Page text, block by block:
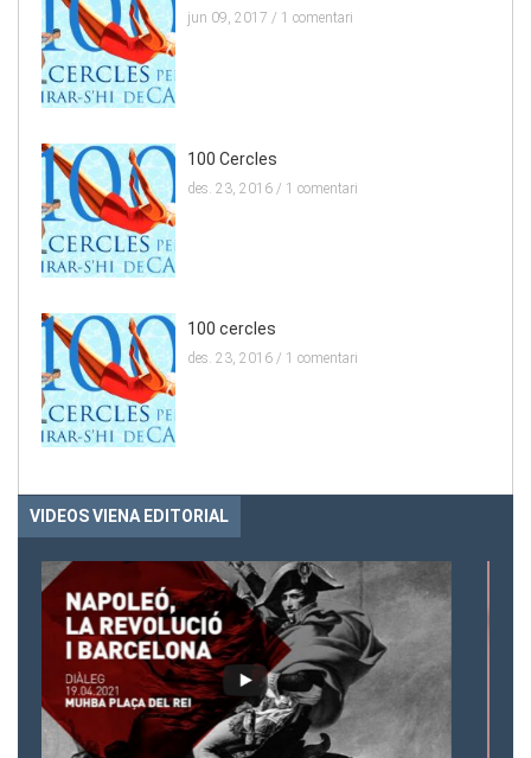
jun 09, 2017 / 1 comentari
100 Cercles
des. 23, 2016 / 1 comentari
100 cercles
des. 23, 2016 / 1 comentari
VIDEOS VIENA EDITORIAL